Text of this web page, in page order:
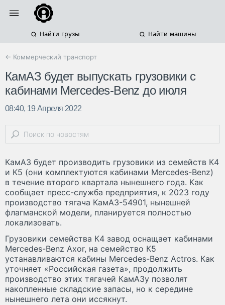
Найти грузы Найти машины
← Коммерческий транспорт
КамАЗ будет выпускать грузовики с
кабинами Mercedes-Benz до июля
08:40, 19 Апреля 2022
КамАЗ будет производить грузовики из семейств К4
и К5 (они комплектуются кабинами Mercedes-Benz)
в течение второго квартала нынешнего года. Как
сообщает пресс-служба предприятия, к 2023 году
производство тягача КамАЗ-54901, нынешней
флагманской модели, планируется полностью
локализовать.
Грузовики семейства К4 завод оснащает кабинами
Mercedes-Benz Axor, на семейство К5
устанавливаются кабины Mercedes-Benz Actros. Как
уточняет «Российская газета», продолжить
производство этих тягачей КамАЗу позволят
накопленные складские запасы, но к середине
нынешнего лета они иссякнут.